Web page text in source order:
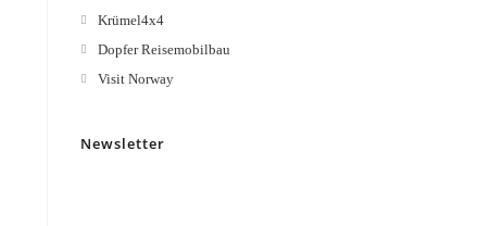
Krümel4x4
Dopfer Reisemobilbau
Visit Norway
Newsletter